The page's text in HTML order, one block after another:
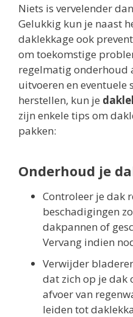
Niets is vervelender
Gelukkig kun je naast
daklekkage ook
om toekomstige
regelmatig onderhoud
uitvoeren en eventuele
herstellen, kun je
zijn enkele tips om
pakken:
Onderhoud je
Controleer je dak
beschadigingen
dakpannen of
Vervang indien
Verwijder
dat zich op je dak
afvoer van
leiden tot